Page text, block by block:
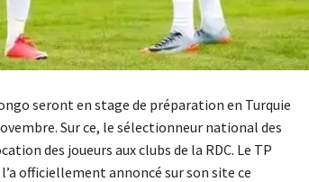
seront en stage de préparation en Turquie
Sur ce, le sélectionneur national des
des joueurs aux clubs de la RDC. Le TP
officiellement annoncé sur son site ce